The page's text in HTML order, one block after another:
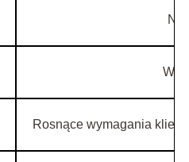
Rosnące wymagania